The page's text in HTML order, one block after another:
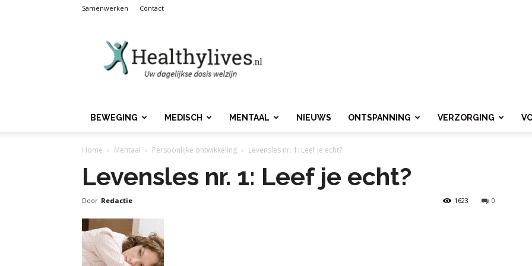
Samenwerken Contact
BEWEGING MEDISCH MENTAAL NIEUWS ONTSPANNING VERZORGING
Home Mentaal Persoonlijke ontwikkeling Levensles nr. 1: Leef je echt?
Levensles nr. 1: Leef je echt?
Door Redactie 0
1623